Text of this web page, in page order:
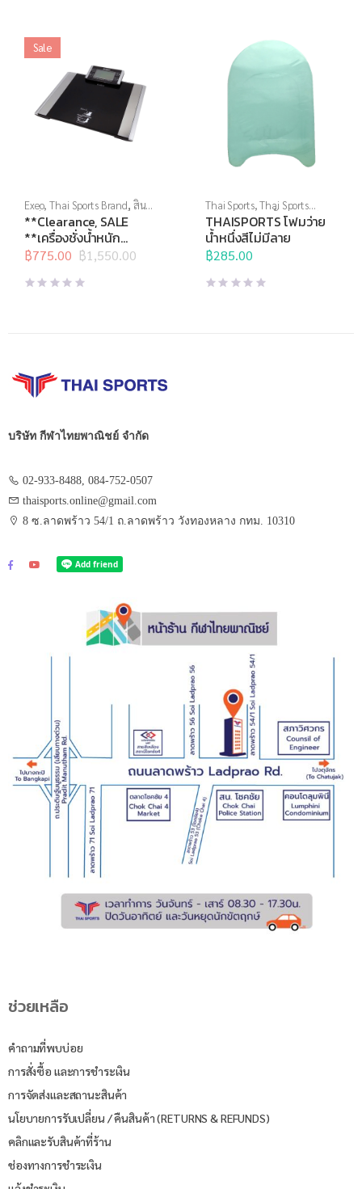
Sale
Exeo,Thai Sports Brand, สิน
ค้าล็อตสุดท้าย,อุปกรณ์เพื่อ
สุขภาพ,เครื่องชั่งน้ำหนัก,
ชั่งน้ำหนักวัดไขมัน
**Clearance, SALE
**เครื่องชั่งน้ำหนัก
ดิจิตอล Body Fat
฿1,550.00
Original
price
was:
฿775.00
Current
price
is:
Thai Sports,Thai Sports
Brand,กีฬาทางน้ำ ,อุปกรณ์ทาง
น้ำอื่นๆ
THAISPORTS โฟมว่าย
น้ำหนึ่งสีไม่มีลาย
฿285.00
บริษัท กีฬาไทยพาณิชย์ จำกัด
02-933-8488, 084-752-0507
thaisports.online@gmail.com
8 ซ.ลาดพร้าว 54/1 ถ.ลาดพร้าว วังทองหลาง กทม. 10310
ช่วยเหลือ
คำถามที่พบบ่อย
การสั่งซื้อ และการชำระเงิน
การจัดส่งและสถานะสินค้า
นโยบายการรับเปลี่ยน / คืนสินค้า (RETURNS & REFUNDS)
คลิกและรับสินค้าที่ร้าน
ช่องทางการชำระเงิน